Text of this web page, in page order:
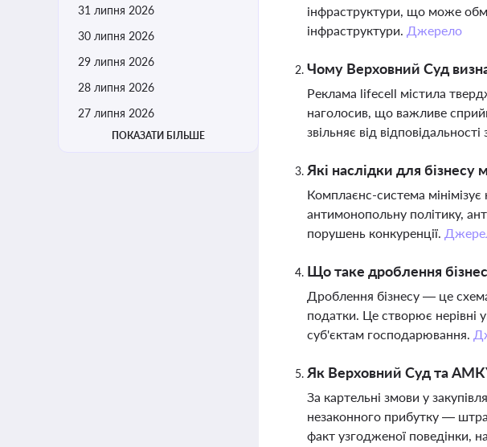
31 липня 2026
30 липня 2026
29 липня 2026
28 липня 2026
27 липня 2026
ПОКАЗАТИ БІЛЬШЕ
інфраструктури, що може
інфраструктури. Джерело
Чому Верховний Суд
Реклама lifecell містила
наголосив, що важливе
звільняє від відповідальності
Які наслідки для
Комплаєнс-система
антимонопольну політику,
порушень конкуренції.
Що таке дроблення
Дроблення бізнесу — це
податки. Це створює нерівні
суб'єктам господарювання.
Як Верховний Суд та АМКУ
За картельні змови у
незаконного прибутку —
факт узгодженої поведінки,